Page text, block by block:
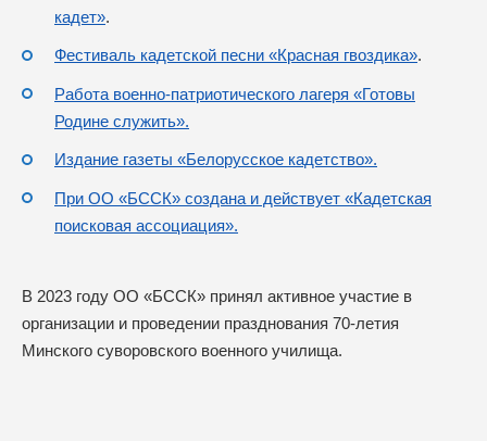
кадет».
Фестиваль кадетской песни «Красная гвоздика».
Работа военно-патриотического лагеря «Готовы
Родине служить».
Издание газеты «Белорусское кадетство».
При ОО «БССК» создана и действует «Кадетская
поисковая ассоциация».
В 2023 году ОО «БССК» принял активное участие в
организации и проведении празднования 70-летия
Минского суворовского военного училища.